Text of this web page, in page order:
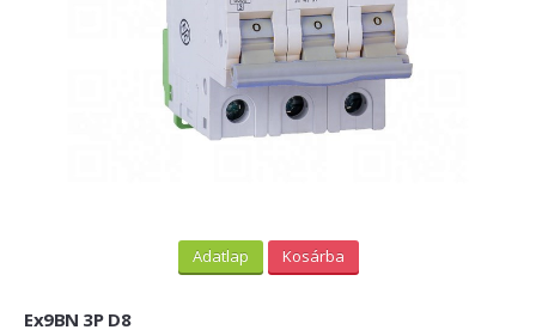
Adatlap Kosárba
Ex9BN 3P D8